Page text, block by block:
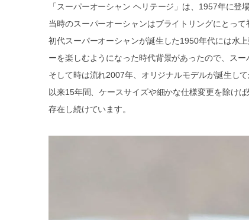
「スーパーオーシャン ヘリテージ」は、1957年に登
当時のスーパーオーシャンはブライトリングにとって
初代スーパーオーシャンが誕生した1950年代には水
ーを楽しむようになった時代背景があったので、ス
そして時は流れ2007年、オリジナルモデルが誕生し
以来15年間、ケースサイズや細かな仕様変更を除け
存在し続けています。